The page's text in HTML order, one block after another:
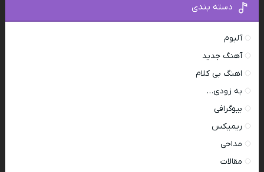
دسته بندی
آلبوم
آهنگ جدید
اهنگ بی کلام
به زودی…
بیوگرافی
ریمیکس
مداحی
مقالات